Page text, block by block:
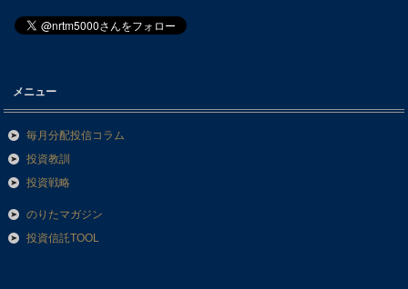
メニュー
毎月分配投信コラム
投資教訓
投資戦略
のりたマガジン
投資信託TOOL